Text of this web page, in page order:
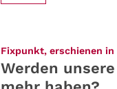
Fixpunkt, erschienen in
Werden